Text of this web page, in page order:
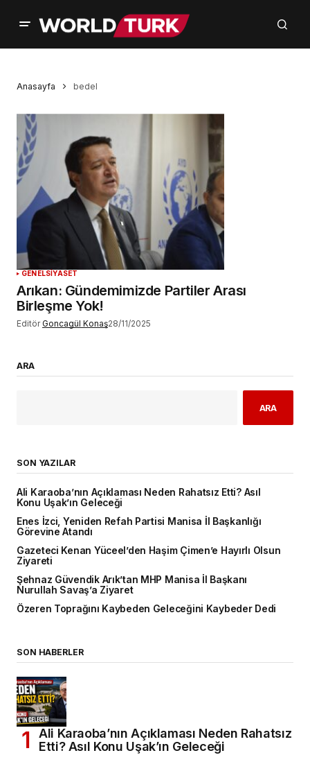
Anasayfa bedel
GENELSİYASET
Arıkan: Gündemimizde Partiler Arası
Birleşme Yok!
Editör Goncagül Konaş28/11/2025
ARA
ARA
SON YAZILAR
Ali Karaoba’nın Açıklaması Neden Rahatsız Etti? Asıl
Konu Uşak’ın Geleceği
Enes İzci, Yeniden Refah Partisi Manisa İl Başkanlığı
Görevine Atandı
Gazeteci Kenan Yüceel’den Haşim Çimen’e Hayırlı Olsun
Ziyareti
Şehnaz Güvendik Arık’tan MHP Manisa İl Başkanı
Nurullah Savaş’a Ziyaret
Özeren Toprağını Kaybeden Geleceğini Kaybeder Dedi
SON HABERLER
Ali Karaoba’nın Açıklaması Neden Rahatsız
Etti? Asıl Konu Uşak’ın Geleceği